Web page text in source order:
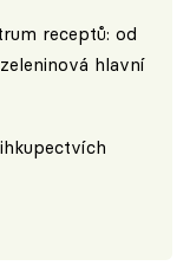
receptů: od
hlavní